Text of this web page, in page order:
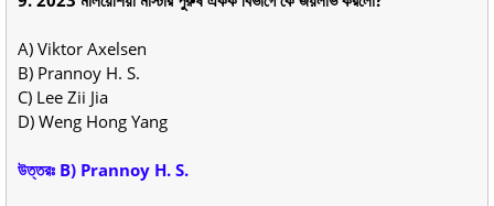
A) Viktor Axelsen
B) Prannoy H. S.
C) Lee Zii Jia
D) Weng Hong Yang
উত্তরঃ B) Prannoy H. S.